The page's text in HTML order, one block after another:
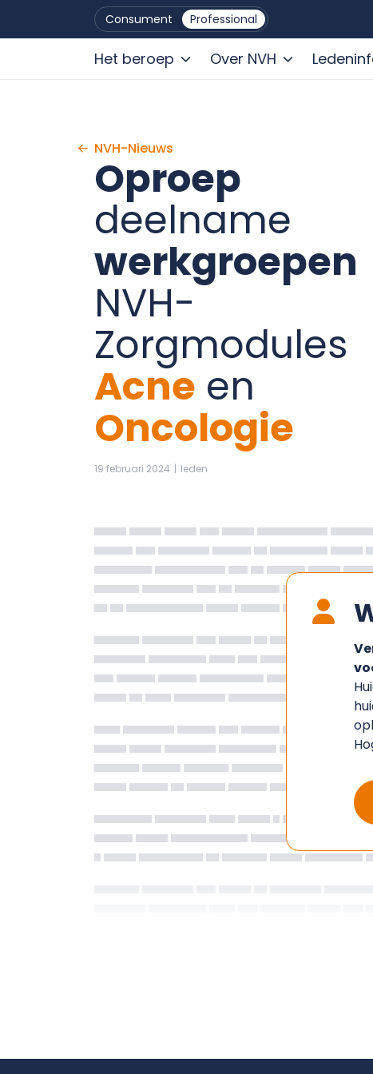
Consument Professional
Het beroep Over NVH
NVH-Nieuws
Oproep
deelname
werkgroepen
NVH-
Zorgmodules
Acne en
Oncologie
19 februari 2024 | leden